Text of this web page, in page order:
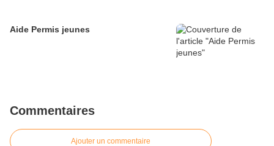
Aide Permis jeunes
Commentaires
Ajouter un commentaire